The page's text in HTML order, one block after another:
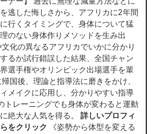
逃した悔しさから、アフリカに2年間
行くタイミングで、身体について猛
のない身体作りメソッドを生み出
化の異なるアフリカでいかに分かり
るか試行錯誤した結果、全国チャン
選手権やオリンピック出場選手を輩
国後、理論と指導法に磨きをかけ、
メイクに応用し、分かりやすい指導
トレーニングでも身体が変わると運動
絶大な人気を得る。 詳しいプロフィ
をクリック 《姿勢から体型を変える